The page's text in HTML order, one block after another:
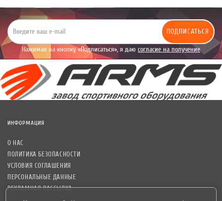
ПОДПИСАТЬСЯ
Нажимая на кнопку «Подписаться», я даю согласие на получение
уведомлений рекламного характера.
ИНФОРМАЦИЯ
О НАС
ПОЛИТИКА БЕЗОПАСНОСТИ
УСЛОВИЯ СОГЛАШЕНИЯ
ПЕРСОНАЛЬНЫЕ ДАННЫЕ
РЕКЛАМНАЯ РАССЫЛКА